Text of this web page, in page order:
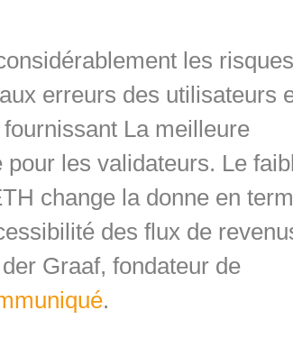
les risques
erreurs des utilisateurs
La meilleure
les validateurs. Le
change la donne en
des flux de
Graaf, fondateur de
.